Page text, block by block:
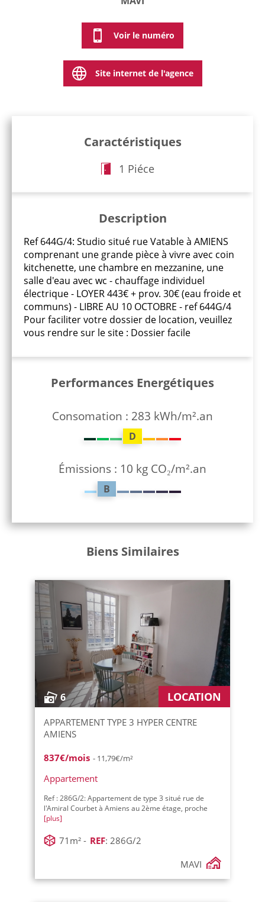
Voir le numéro
Site internet de l'agence
Caractéristiques
1 Piéce
Description
Ref 644G/4: Studio situé rue Vatable à AMIENS
comprenant une grande pièce à vivre avec coin
kitchenette, une chambre en mezzanine, une
salle d'eau avec wc - chauffage individuel
électrique - LOYER 443€ + prov. 30€ (eau froide et
communs) - LIBRE AU 10 OCTOBRE - ref 644G/4
Pour faciliter votre dossier de location, veuillez
vous rendre sur le site : Dossier facile
Performances Energétiques
Consomation : 283 kWh/m².an
D
Émissions : 10 kg CO₂/m².an
B
Biens Similaires
6 LOCATION
APPARTEMENT TYPE 3 HYPER CENTRE
AMIENS
837€/mois - 11,79€/m²
Appartement
Ref : 286G/2: Appartement de type 3 situé rue de
l'Amiral Courbet à Amiens au 2ème étage, proche
[plus]
71m² - REF: 286G/2
MAVI